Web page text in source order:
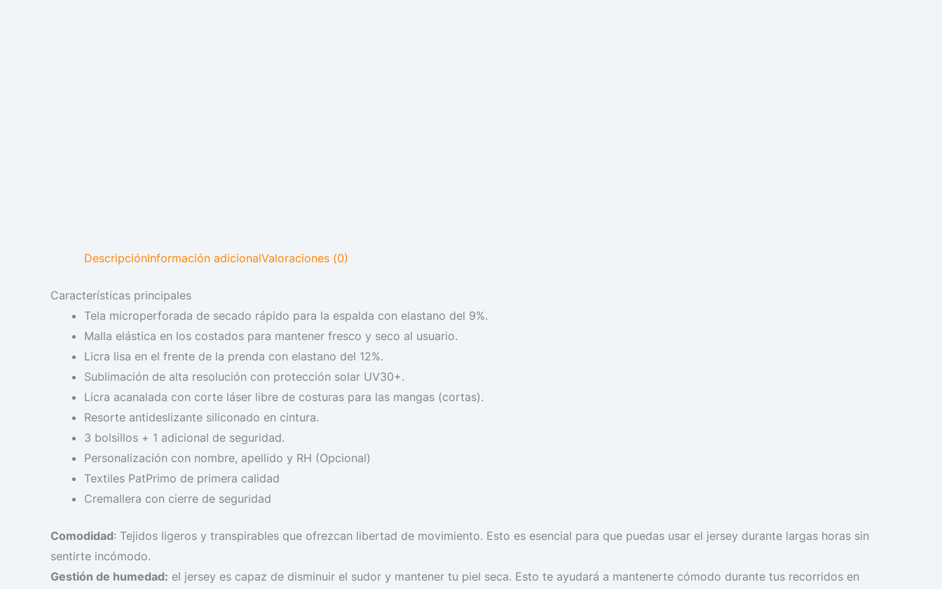
DescripciónInformación adicionalValoraciones (0)
Características principales
Tela microperforada de secado rápido para la espalda con elastano del 9%.
Malla elástica en los costados para mantener fresco y seco al usuario.
Licra lisa en el frente de la prenda con elastano del 12%.
Sublimación de alta resolución con protección solar UV30+.
Licra acanalada con corte láser libre de costuras para las mangas (cortas).
Resorte antideslizante siliconado en cintura.
3 bolsillos + 1 adicional de seguridad.
Personalización con nombre, apellido y RH (Opcional)
Textiles PatPrimo de primera calidad
Cremallera con cierre de seguridad
Comodidad: Tejidos ligeros y transpirables que ofrezcan libertad de movimiento. Esto es esencial para que puedas usar el jersey durante largas horas sin
sentirte incómodo.
Gestión de humedad: el jersey es capaz de disminuir el sudor y mantener tu piel seca. Esto te ayudará a mantenerte cómodo durante tus recorridos en